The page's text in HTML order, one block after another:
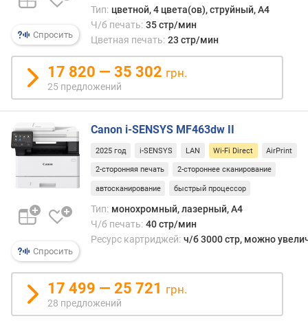
в
при
и
м
п
о
а
е
д
о
б
в
е
н
я
о
Спросить
Тип: цветной, 4 цвета(ов), струйный, A4
Ч/б печать: 35 стр/мин
Цветная печать: 23 стр/мин
17 820 — 35 302 грн.
25 предложений
Спросить
Canon i-SENSYS MF463dw II
2025 год i-SENSYS LAN Wi-Fi Direct AirPrint
2-сторонняя печать 2-стороннее сканирование
автосканирование быстрый процессор
Тип: монохромный, лазерный, A4
Ч/б печать: 40 стр/мин
Ресурс картриджей: ч/б 3000 стр, можно
17 499 — 25 721 грн.
28 предложений